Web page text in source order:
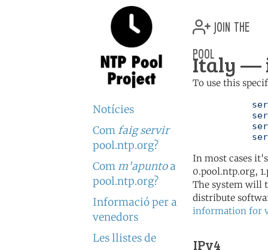
Notícies
Com faig servir
pool.ntp.org?
Com m'apuntoa
pool.ntp.org?
Informació per a
venedors
Les llistes de
join the
pool
Italy —
To use this
In most cases
0.pool.ntp.org,
The system will
distribute
information for
IPv4